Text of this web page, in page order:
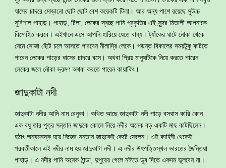
ঘাসের চাদরে মোড়ানো ছোট ছোট বেশ কয়েকটি টিলা। আর অন্য পাশে রয়েছে সুউচ্চ
সুবিশাল পাহাড়। পাহাড়, টিলা, লেকের স্বচ্ছ পানি প্রকৃতির এই সুন্দর মিতালী আপনাকে
বিমোহিত করবে। এইখানে এসে আপনি হারিয়ে যেতে বাধ্য। ট্যাঁকের ঘাটে নৌকা থেকে
নেমে সোজা হেঁটে চলে আসতে পারবেন নীলাদ্রি লেকে। পড়ন্ত বিকালের সময়টুকু কাটতে
পারেন লেকের পাড়ের ঘাসের চাদরে বসে। অথবা প্রিয় মানুষটিকে নিয়ে করতে পারেন
লেকের জলে নৌকা ভ্রমণ অথবা করতে পারেন কায়াকিং।
জাদুকাটা নদী
জাদুকাটা নদীর আদি নাম রেনুকা। কথিত আছে জাদুকাটা নদী পাড়ে বসবাস কারি কোন
এক বধু তার পুত্র সন্তান জাদুকে কোলে নিয়ে নদীর অনেক বড় একটি মাছ কাটছিলেন।
হঠাৎ অন্যমনস্ক হয়ে নিজের সন্তান জাদুকেই কেটে ফেলেন। এই কাহিনী থেকেই
পরবর্তীকালে এই নদীর নাম হয় জাদুকাটা নদী। এ নদীর উৎপত্তিস্থল ভারতের জৈন্তিয়া
পাহাড়। এ নদীর পানি অনেক ঠান্ডা, দুপুরের গেলে নঈতে ডূব দিতে একদম ভূলবেন না।